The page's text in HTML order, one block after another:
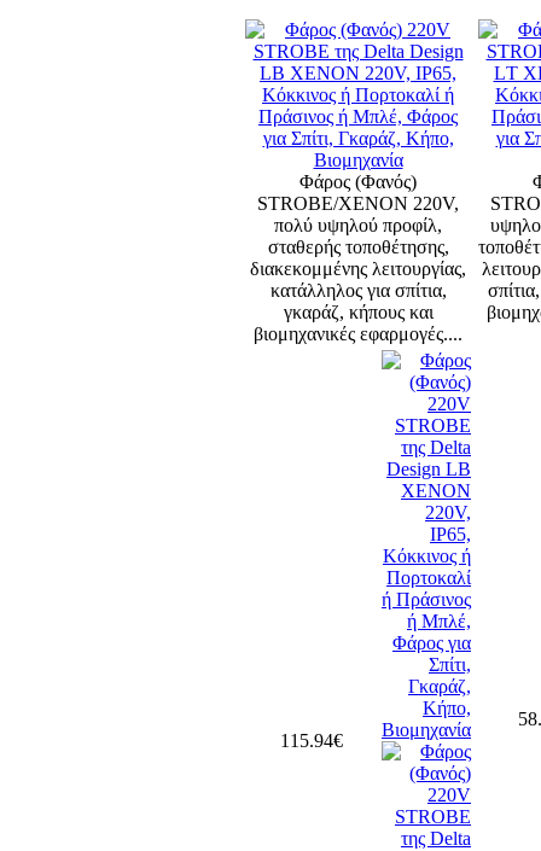
Φάρος (Φανός)
STROBE/XENON 220V,
πολύ υψηλού προφίλ,
σταθερής τοποθέτησης,
διακεκομμένης λειτουργίας,
κατάλληλος για σπίτια,
γκαράζ, κήπους και
βιομηχανικές εφαρμογές....
115.94€